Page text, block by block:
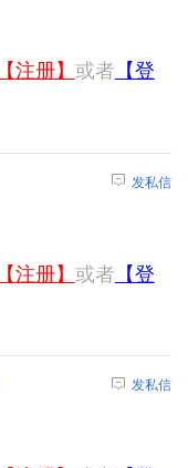
【注册】 或者 【登
发私信
【注册】 或者 【登
发私信